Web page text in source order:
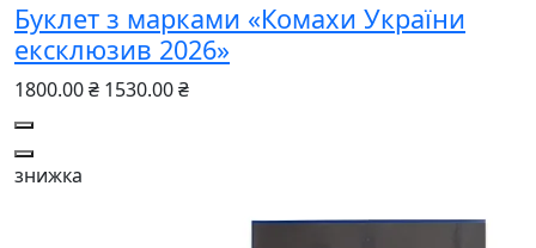
Буклет з марками «Комахи України
ексклюзив 2026»
1800.00 ₴ 1530.00 ₴
знижка